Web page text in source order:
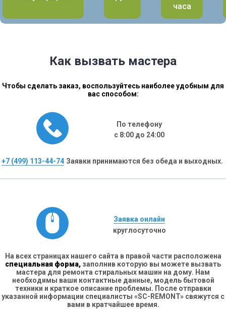
часа
Как вызвать мастера
Чтобы сделать заказ, воспользуйтесь наиболее удобным для
вас способом:
По телефону
с 8:00 до 24:00
+7 (499) 113-44-74 Заявки принимаются без обеда и выходных.
Заявка онлайн
круглосуточно
На всех страницах нашего сайта в правой части расположена
специальная форма, заполнив которую вы можете вызвать
мастера для ремонта стиральных машин на дому. Нам
необходимы ваши контактные данные, модель бытовой
техники и краткое описание проблемы. После отправки
указанной информации специалисты «SC-REMONT» свяжутся с
вами в кратчайшее время.